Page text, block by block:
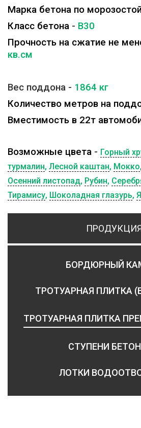
БОРДЮРНЫЙ
ТРОТУАРНАЯ ПЛИТКА
ТРОТУАРНАЯ ПЛИТКА
СТУПЕНИ
ЛОТКИ
Марка бетона по
Класс бетона - B30
Прочность на сжатие не
кв.см
Вес поддона - 1864 кг
Количество метров на
Вместимость в 22т
Возможные цвета - Горный
турмалин, Лесной каштан, Мокко,
Осенний листопад, Рубин,
Тирамису, Шоколадная глазурь,